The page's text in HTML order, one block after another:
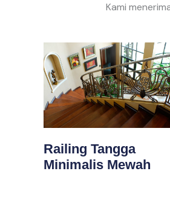
Kami
Railing Tangga
Minimalis Mewah